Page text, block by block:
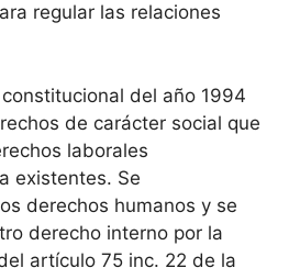
regular las relaciones
del año 1994
de carácter social que
laborales
existentes. Se
derechos humanos y se
derecho interno por la
artículo 75 inc. 22 de la